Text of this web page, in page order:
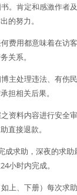
。肯定和感激作者
的努力。
费用都意味着在访
关系。
主处理违法、有伤
担相关后果。
资料内容进行安全
直接退款。
成求助，深夜的求
小时内完成。
上、下册）每次求